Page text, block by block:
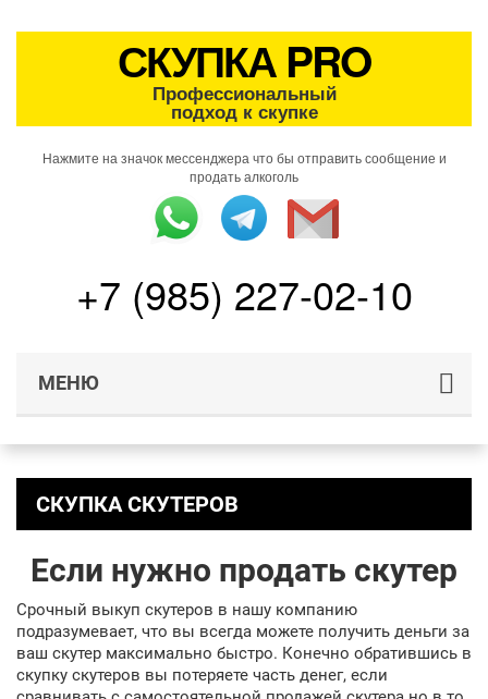
СКУПКА PRO
Профессиональный
подход к скупке
Нажмите на значок мессенджера что бы отправить сообщение и
продать алкоголь
+7 (985) 227-02-10
МЕНЮ
СКУПКА СКУТЕРОВ
Если нужно продать скутер
Срочный выкуп скутеров в нашу компанию
подразумевает, что вы всегда можете получить деньги за
ваш скутер максимально быстро. Конечно обратившись в
скупку скутеров вы потеряете часть денег, если